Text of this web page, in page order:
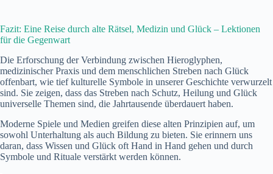
Fazit: Eine Reise durch alte Rätsel, Medizin und Glück – Lektionen
für die Gegenwart
Die Erforschung der Verbindung zwischen Hieroglyphen,
medizinischer Praxis und dem menschlichen Streben nach Glück
offenbart, wie tief kulturelle Symbole in unserer Geschichte verwurzelt
sind. Sie zeigen, dass das Streben nach Schutz, Heilung und Glück
universelle Themen sind, die Jahrtausende überdauert haben.
Moderne Spiele und Medien greifen diese alten Prinzipien auf, um
sowohl Unterhaltung als auch Bildung zu bieten. Sie erinnern uns
daran, dass Wissen und Glück oft Hand in Hand gehen und durch
Symbole und Rituale verstärkt werden können.